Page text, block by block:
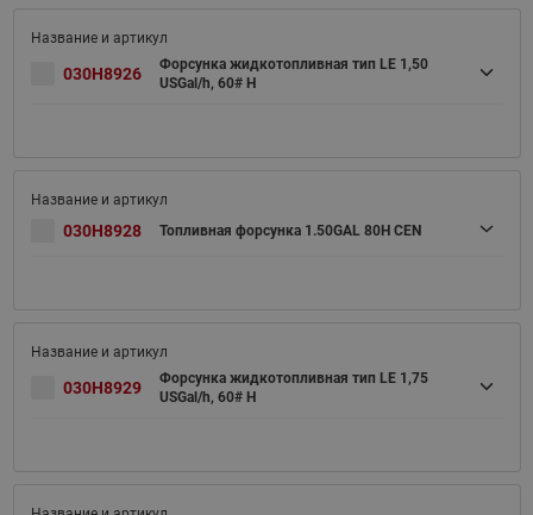
030H8926
Форсунка жидкотопливная тип LE 1,50
USGal/h, 60# H
030H8928 Топливная форсунка 1.50GAL 80H CEN
030H8929
Форсунка жидкотопливная тип LE 1,75
USGal/h, 60# H